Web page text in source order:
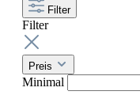
Filter
Filter
Preis
Minimal